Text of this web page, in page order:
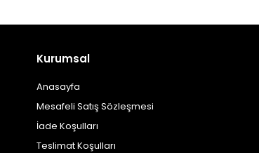
Kurumsal
Anasayfa
Mesafeli Satış Sözleşmesi
İade Koşulları
Teslimat Koşulları